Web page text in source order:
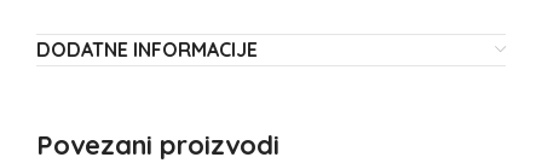
DODATNE INFORMACIJE
Povezani proizvodi